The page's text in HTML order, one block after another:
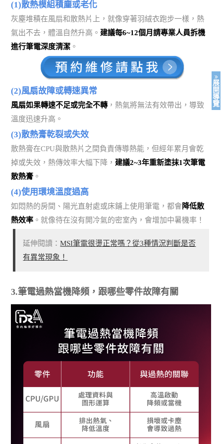
(1)散熱模組積塵或老化
灰塵堆積在風扇和散熱片上，就像穿著羽絨衣跑步一樣，熱
氣出不去，體溫自然升高。 建議每6~12個月請專業人員拆機
進行筆電深度清潔 。
(2)風扇故障或轉速異常
風扇如果轉速不足或完全不轉 ，熱氣將無法有效帶出，導致
溫度迅速升高。
(3)散熱膏乾裂或失效
散熱膏在CPU與散熱片之間負責傳導熱能，但經年累月會乾
掉或失效，熱傳效率大幅下降， 建議2~3年重新塗抹1次筆電
散熱膏 。
(4)使用環境溫度過高
如悶熱的房間、陽光直射處或床鋪上使用筆電，都會降低散
熱效率 。就像待在沒有開冷氣的密室內，會增加中暑機率！
延伸閱讀：MSI筆電很燙正常嗎？從3種情況判斷是否
有異常現象！
3.筆電過熱當機降頻，跟哪些零件故障有關
展
開
導
覽